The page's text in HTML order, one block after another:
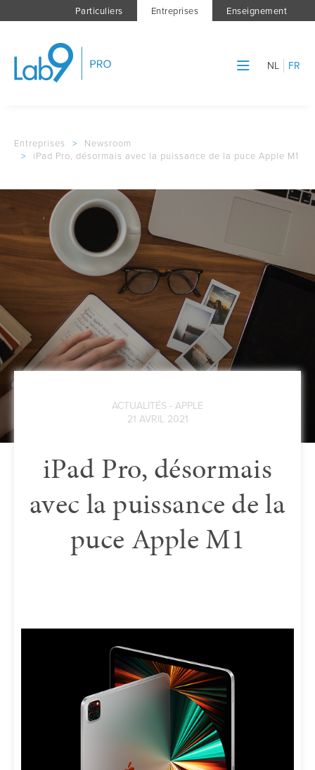
Particuliers Entreprises Enseignement
NL FR
Entreprises >
Newsroom
>
iPad Pro, désormais avec la puissance de la puce Apple M1
ACTUALITÉS - APPLE
21 AVRIL 2021
iPad Pro, désormais
avec la puissance de la
puce Apple M1